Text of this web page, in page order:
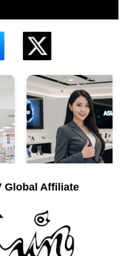
Global Affiliate